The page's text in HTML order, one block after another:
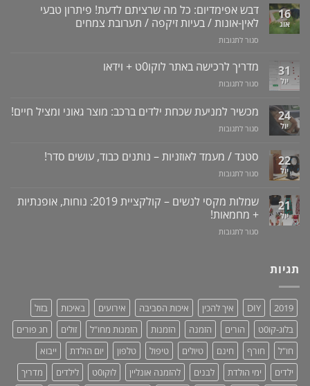
לשטיפה
דנטלית:
ניקוי
שיניים,
וחלל
–
עששת,
16
אוג
דבש אפימדיום: כל מה שרציתם לדעת! פיתרון טבעי
לאין-אונות / בעיות זיקפה / תערובת צמחים
סגור לתגובות
אפימדיום:
מה
לדעת!
טבעי
/
תערובת
צמחים
31
יול
מדריך לרכישה באתר לוקו0ט + וידאו
סגור לתגובות
לרכישה
באתר
וידאו
24
יול
מכשיר למניעת שכחת ילדים ברכב: מוצר גאוני ומציל חיים!
סגור לתגובות
למניעת
שכחת
ילדים
מוצר
גאוני
ומציל
חיים!
22
יול
סטנד / מעמד לאוזניות – נותנים כבוד, עושים סדר!
סגור לתגובות
/
מעמד
לאוזניות
–
21
יול
שמלות מקסי לנשים – קולקציית 2019: נוחות, אופנתיות
+ מחמאות!
סגור לתגובות
2019:
נוחות,
אופנתיות
+
מחמאות!
תגיות
2019
DIY איך להכין איכות הסביבה אירועים באיכות
בזול
בלוג-קו0ט
הורים הזמנה הזמנות הזמנות מחו"ל זולים
חג פורים
חו"ל
חורף חינם טיולים טיפול טלפון יום הולדת
ייבוא
ילדים
ימי הולדת לבנים להזמנה אונליין לוקו0ט לילדים
מדריך